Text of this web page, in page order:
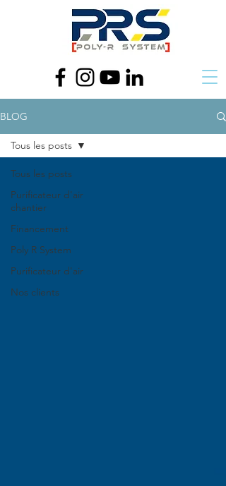
BLOG
Tous les posts
Purificateur d'air
chantier
Financement
Poly R System
Purificateur d'air
Nos clients
Tous les posts